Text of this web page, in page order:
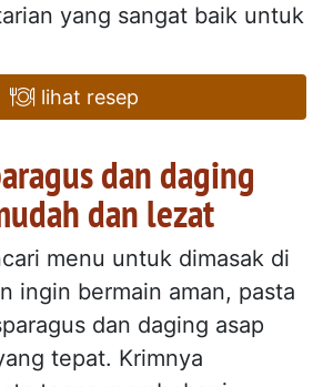
yang sangat baik untuk
lihat resep
dan daging
dan lezat
menu untuk dimasak di
ingin bermain aman, pasta
dan daging asap
tepat. Krimnya